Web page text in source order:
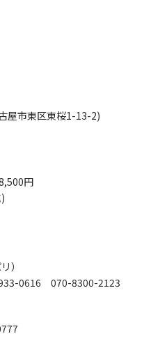
屋市東区東桜1-13-2)
円
）
0616 070-8300-2123